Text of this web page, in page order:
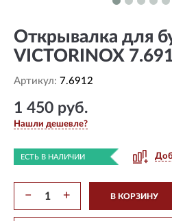
Открывалка для
VICTORINOX
Артикул: 7.6912
1 450 руб.
Нашли дешевле?
ЕСТЬ В НАЛИЧИИ
− + В КОРЗИНУ